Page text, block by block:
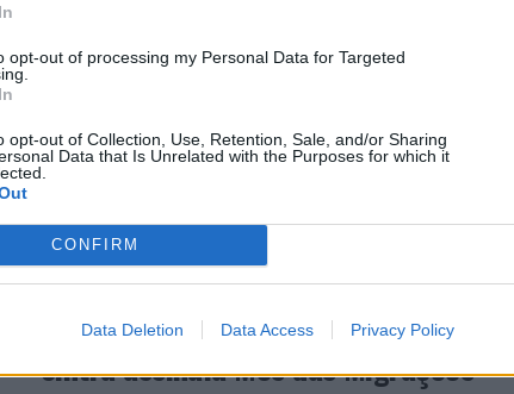
opt-out of processing my Personal Data for Targeted
opt-out of Collection, Use, Retention, Sale, and/or Sharing
Data that Is Unrelated with the Purposes for which it
CONFIRM
Data Deletion Data Access Privacy Policy
Barcelos ganha Centro Local de Apoio
à Integração de Migrantes
Inaugurado ontem pelo Presidente da Câmara e
pela Secretária de Estado da Igualdade e Migrações
ATUALIDADE 4 anos atrás
Sintra assinala Mês das Migrações